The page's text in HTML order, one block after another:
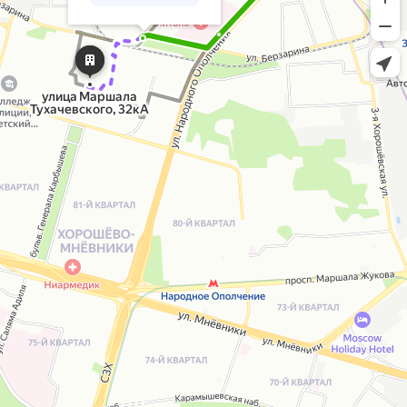
улица Маршала
Тухачевского,32кА